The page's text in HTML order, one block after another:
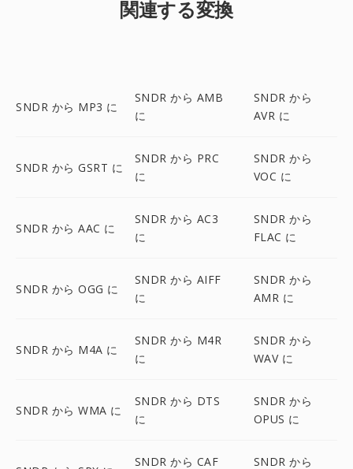
関連する変換
SNDR から MP3 に
SNDR から AMB
に
SNDR から
AVR に
SNDR から GSRT に
SNDR から PRC
に
SNDR から
VOC に
SNDR から AAC に
SNDR から AC3
に
SNDR から
FLAC に
SNDR から OGG に
SNDR から AIFF
に
SNDR から
AMR に
SNDR から M4A に
SNDR から M4R
に
SNDR から
WAV に
SNDR から WMA に
SNDR から DTS
に
SNDR から
OPUS に
SNDR から CAF
SNDR から